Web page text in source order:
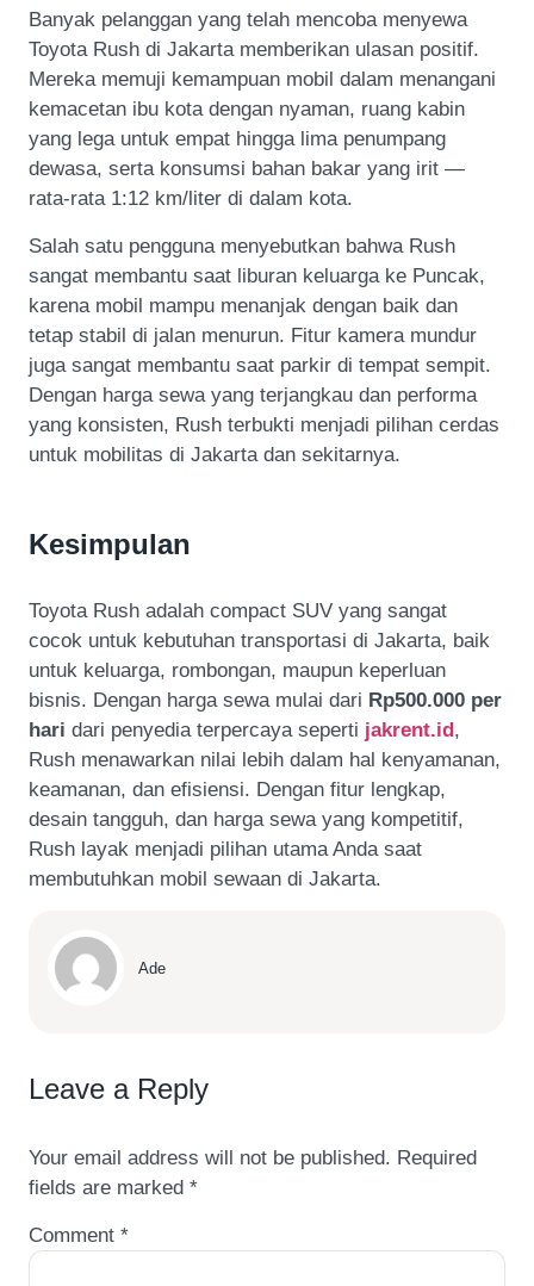
Banyak pelanggan yang telah mencoba menyewa
Toyota Rush di Jakarta memberikan ulasan positif.
Mereka memuji kemampuan mobil dalam menangani
kemacetan ibu kota dengan nyaman, ruang kabin
yang lega untuk empat hingga lima penumpang
dewasa, serta konsumsi bahan bakar yang irit —
rata-rata 1:12 km/liter di dalam kota.
Salah satu pengguna menyebutkan bahwa Rush
sangat membantu saat liburan keluarga ke Puncak,
karena mobil mampu menanjak dengan baik dan
tetap stabil di jalan menurun. Fitur kamera mundur
juga sangat membantu saat parkir di tempat sempit.
Dengan harga sewa yang terjangkau dan performa
yang konsisten, Rush terbukti menjadi pilihan cerdas
untuk mobilitas di Jakarta dan sekitarnya.
Kesimpulan
Toyota Rush adalah compact SUV yang sangat
cocok untuk kebutuhan transportasi di Jakarta, baik
untuk keluarga, rombongan, maupun keperluan
bisnis. Dengan harga sewa mulai dari Rp500.000 per
hari dari penyedia terpercaya seperti jakrent.id,
Rush menawarkan nilai lebih dalam hal kenyamanan,
keamanan, dan efisiensi. Dengan fitur lengkap,
desain tangguh, dan harga sewa yang kompetitif,
Rush layak menjadi pilihan utama Anda saat
membutuhkan mobil sewaan di Jakarta.
Ade
Leave a Reply
Your email address will not be published. Required
fields are marked *
Comment *